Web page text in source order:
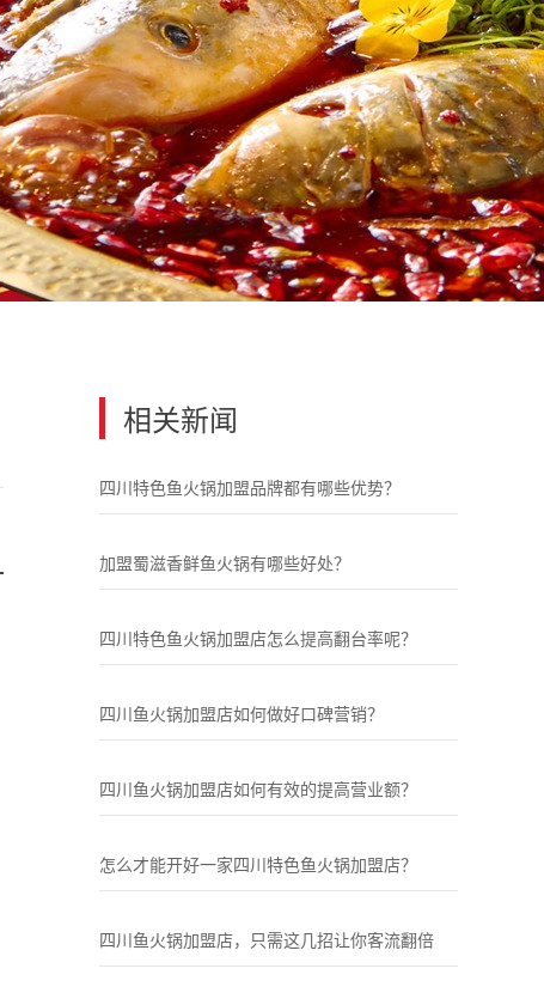
相关新闻
四川特色鱼火锅加盟品牌都有哪些优势？
加盟蜀滋香鲜鱼火锅有哪些好处？
四川特色鱼火锅加盟店怎么提高翻台率呢？
四川鱼火锅加盟店如何做好口碑营销？
四川鱼火锅加盟店如何有效的提高营业额？
怎么才能开好一家四川特色鱼火锅加盟店？
四川鱼火锅加盟店，只需这几招让你客流翻倍